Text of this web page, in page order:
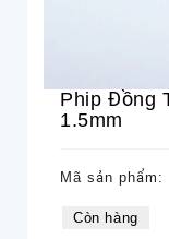
Phip Đồng
1.5mm
Mã sản phẩm:
Còn hàng